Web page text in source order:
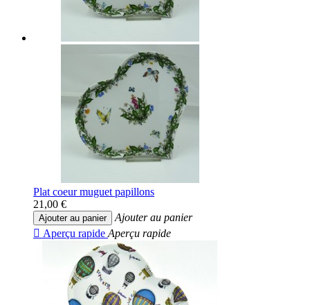
Plat coeur muguet papillons
21,00 €
Ajouter au panier
Ajouter au panier
 Aperçu rapide Aperçu rapide